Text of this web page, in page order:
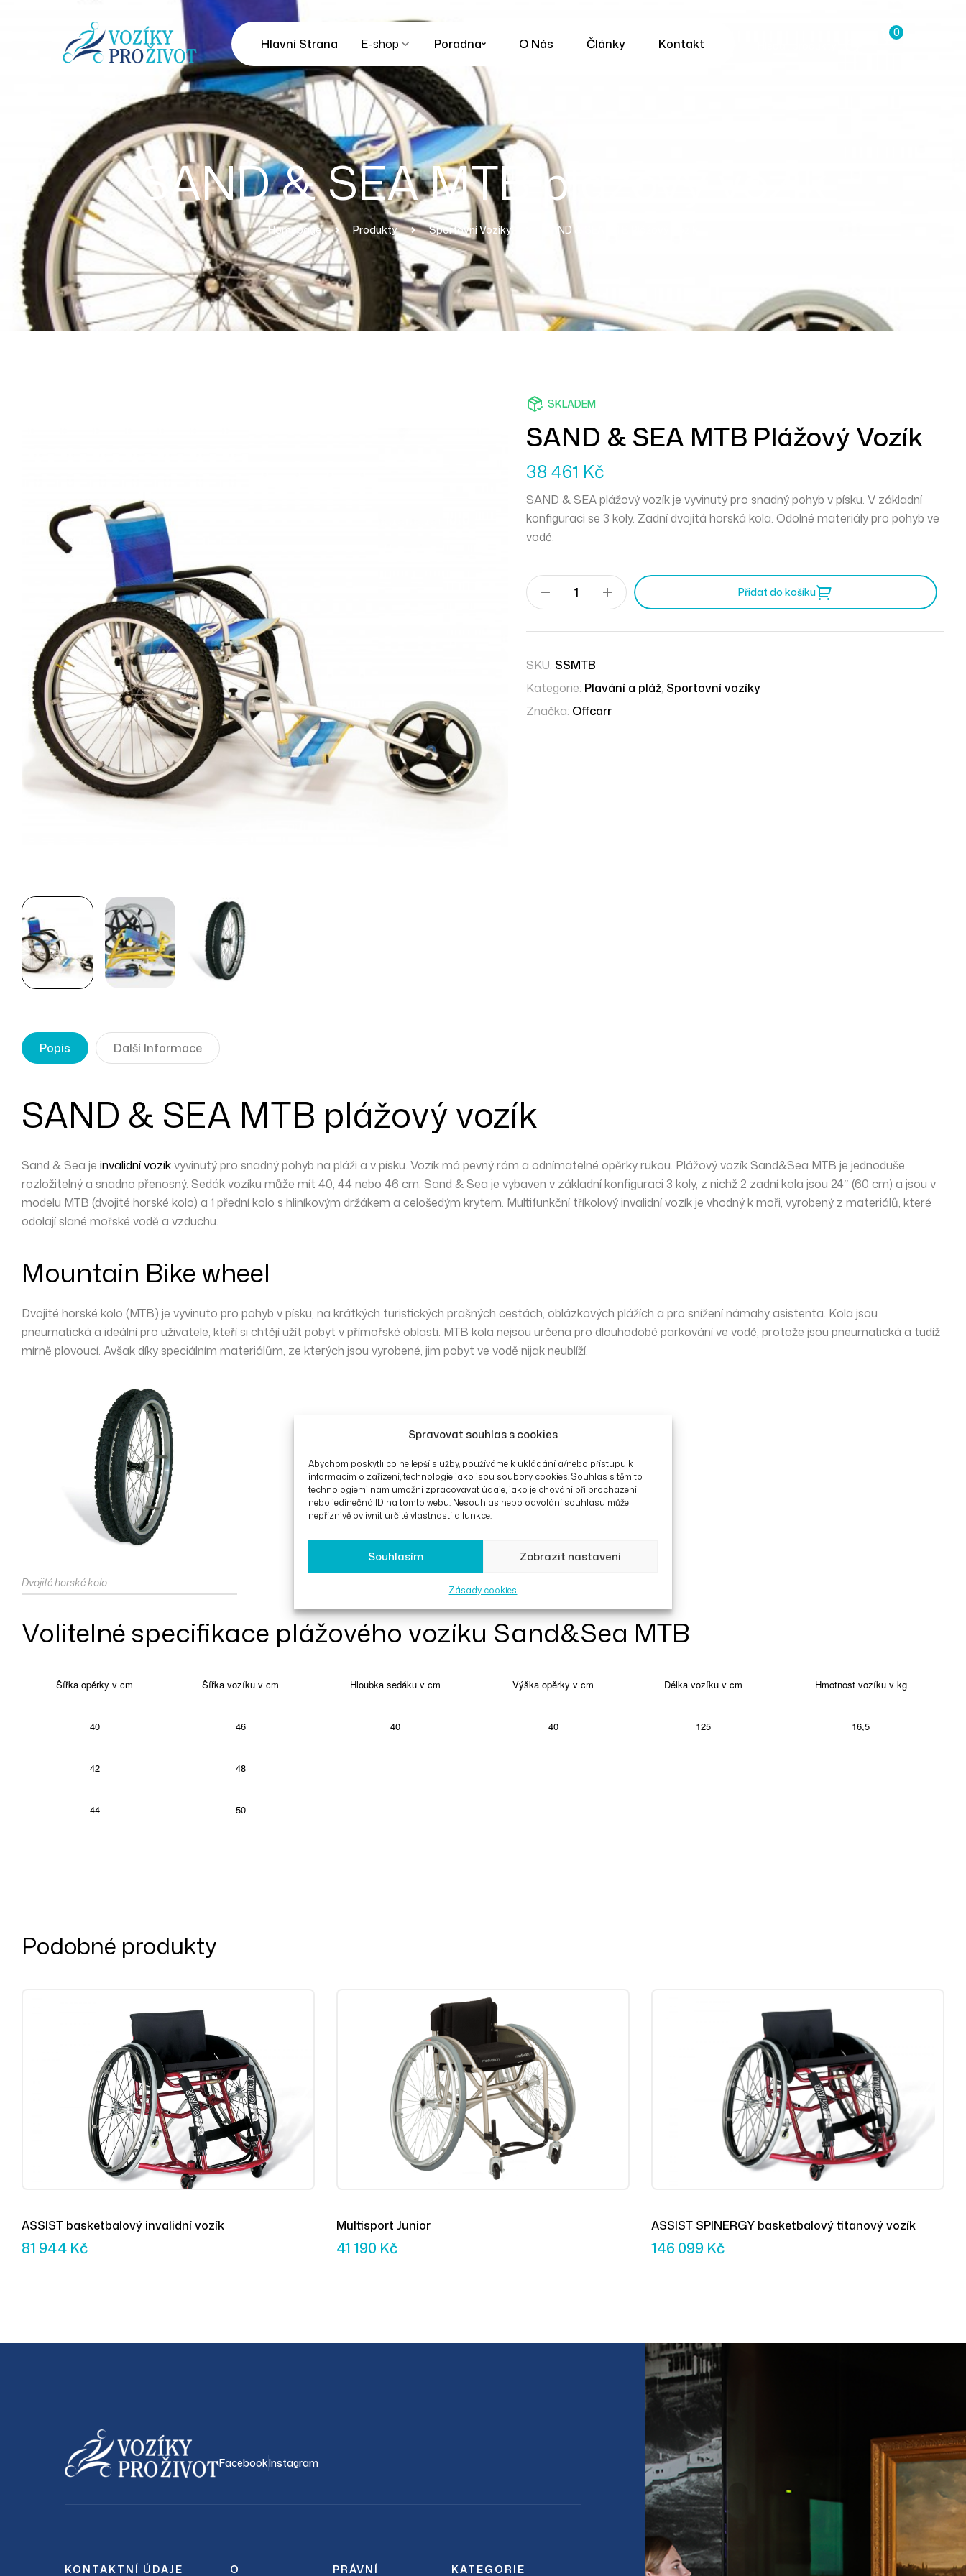
Spravovat souhlas s cookies
Abychom poskytli co nejlepší služby, používáme k ukládání a/nebo přístupu k
informacím o zařízení, technologie jako jsou soubory cookies. Souhlas s těmito
technologiemi nám umožní zpracovávat údaje, jako je chování při procházení
nebo jedinečná ID na tomto webu. Nesouhlas nebo odvolání souhlasu může
nepříznivě ovlivnit určité vlastnosti a funkce.
Souhlasím Zobrazit nastavení
Zásady cookies
Hlavní Strana E-shop Poradna O Nás Články Kontakt
0
SAND & SEA MTB plážový vozík
Homepage Produkty Sportovní Vozíky SAND & SEA MTB Plážový Vozík
SKLADEM
SAND & SEA MTB Plážový Vozík
38 461 Kč
SAND & SEA plážový vozík je vyvinutý pro snadný pohyb v písku. V základní
konfiguraci se 3 koly. Zadní dvojitá horská kola. Odolné materiály pro pohyb ve
vodě.
Přidat do košíku
SKU: SSMTB
Kategorie: Plavání a pláž, Sportovní vozíky
Značka: Offcarr
Popis Další Informace
SAND & SEA MTB plážový vozík
Sand & Sea je invalidní vozíkvyvinutý pro snadnýpohyb na pláži a v písku. Vozík má pevnýrám a odnímatelné opěrky rukou. Plážový vozík Sand&Sea MTB je jednoduše
rozložitelnýa snadno přenosný. Sedák vozíku může mít 40, 44 nebo 46 cm. Sand & Sea je vybaven v základní konfiguraci 3 koly, z nichž 2 zadní kola jsou 24″ (60 cm) a jsou v
modelu MTB (dvojité horské kolo) a 1 přední kolo s hliníkovým držákem a celošedým krytem. Multifunkční tříkolový invalidní vozík je vhodný k moři, vyrobený z materiálů, které
odolajíslané mořské vodě a vzduchu.
Mountain Bike wheel
Dvojité horské kolo (MTB) je vyvinuto pro pohyb v písku, na krátkých turistických prašných cestách, oblázkových plážích a pro snížení námahy asistenta. Kola jsou
pneumatická a ideální pro uživatele, kteří si chtějí užít pobyt v přímořské oblasti. MTB kola nejsou určena pro dlouhodobé parkování ve vodě, protože jsou pneumatická a tudíž
mírně plovoucí. Avšak díky speciálním materiálům, ze kterých jsou vyrobené, jim pobyt ve vodě nijak neublíží.
Dvojité horské kolo
Volitelné specifikace plážového vozíku Sand&Sea MTB
Šířka opěrky v cm Šířka vozíku v cm Hloubka sedáku v cm Výška opěrky v cm Délka vozíku v cm Hmotnost vozíku v kg
40 46 40 40 125 16,5
42 48
44 50
Podobné produkty
ASSIST basketbalový invalidní vozík
81 944 Kč
Multisport Junior
41 190 Kč
ASSIST SPINERGY basketbalový titanový vozík
146 099 Kč
FacebookInstagram
KONTAKTNÍ ÚDAJE O PRÁVNÍ KATEGORIE